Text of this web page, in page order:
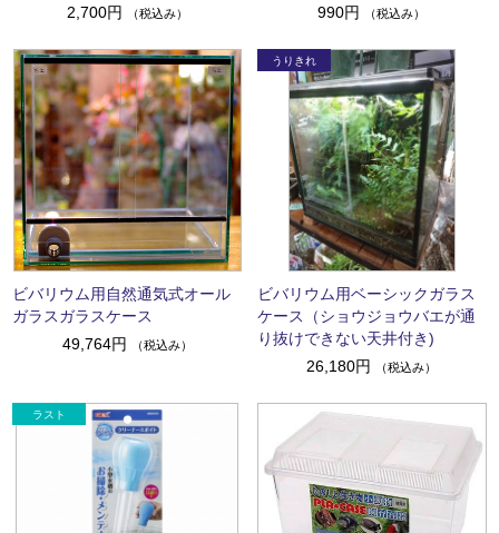
2,700円
（税込み）
990円
（税込み）
ビバリウム用自然通気式オール
ガラスガラスケース
49,764円
（税込み）
ビバリウム用ベーシックガラス
ケース（ショウジョウバエが通
り抜けできない天井付き)
26,180円
（税込み）